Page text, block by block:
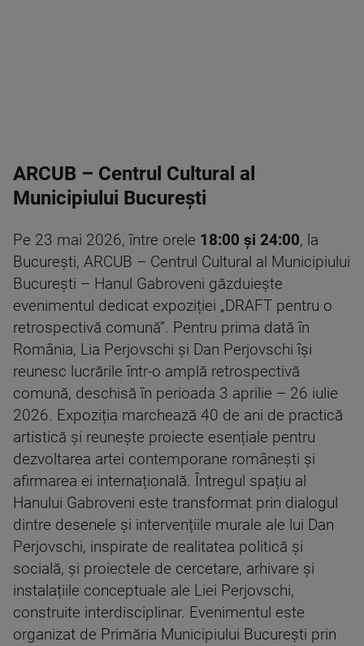
ARCUB – Centrul Cultural al
Municipiului București
Pe 23 mai 2026, între orele 18:00 și 24:00, la
București, ARCUB – Centrul Cultural al Municipiului
București – Hanul Gabroveni găzduiește
evenimentul dedicat expoziției „DRAFT pentru o
retrospectivă comună”. Pentru prima dată în
România, Lia Perjovschi și Dan Perjovschi își
reunesc lucrările într-o amplă retrospectivă
comună, deschisă în perioada 3 aprilie – 26 iulie
2026. Expoziția marchează 40 de ani de practică
artistică și reunește proiecte esențiale pentru
dezvoltarea artei contemporane românești și
afirmarea ei internațională. Întregul spațiu al
Hanului Gabroveni este transformat prin dialogul
dintre desenele și intervențiile murale ale lui Dan
Perjovschi, inspirate de realitatea politică și
socială, și proiectele de cercetare, arhivare și
instalațiile conceptuale ale Liei Perjovschi,
construite interdisciplinar. Evenimentul este
organizat de Primăria Municipiului București prin